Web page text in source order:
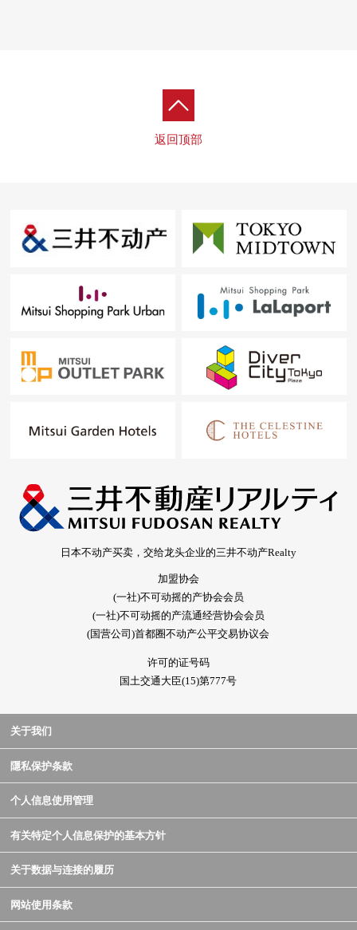
返回顶部
日本不动产买卖，交给龙头企业的三井不动产Realty
加盟协会
(一社)不可动摇的产协会会员
(一社)不可动摇的产流通经营协会会员
(国营公司)首都圈不动产公平交易协议会
许可的证号码
国土交通大臣(15)第777号
关于我们
隱私保护条款
个人信息使用管理
有关特定个人信息保护的基本方针
关于数据与连接的履历
网站使用条款